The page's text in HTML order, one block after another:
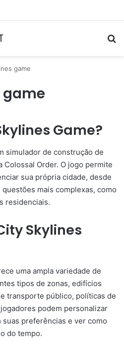
em eletrônicos
game
Game?
simulador de construção de
Order. O jogo permite
sua própria cidade, desde
mais complexas, como
residenciais.
Skylines
uma ampla variedade de
tipos de zonas, edifícios
transporte público, políticas de
podem personalizar
suas preferências e ver como
do tempo.